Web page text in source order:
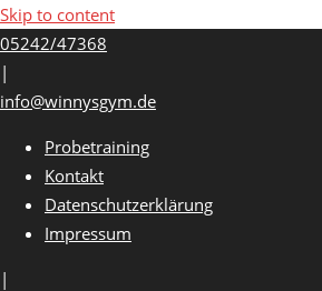
Skip to content
05242/47368
|
info@winnysgym.de
Probetraining
Kontakt
Datenschutzerklärung
Impressum
|